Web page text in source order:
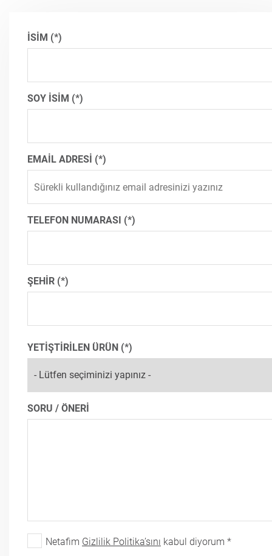
İSİM
SOY İSİM
EMAİL ADRESİ
TELEFON NUMARASI
ŞEHİR
YETİŞTİRİLEN ÜRÜN
SORU / ÖNERİ
Netafim Gizlilik Politika’sını kabul diyorum *